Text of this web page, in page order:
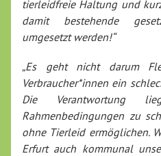
tierleidfreie Haltung und
damit bestehende
umgesetzt werden!“
„Es geht nicht darum
Verbraucher*innen ein
Die Verantwortung
Rahmenbedingungen zu
ohne Tierleid ermöglichen.
Erfurt auch kommunal